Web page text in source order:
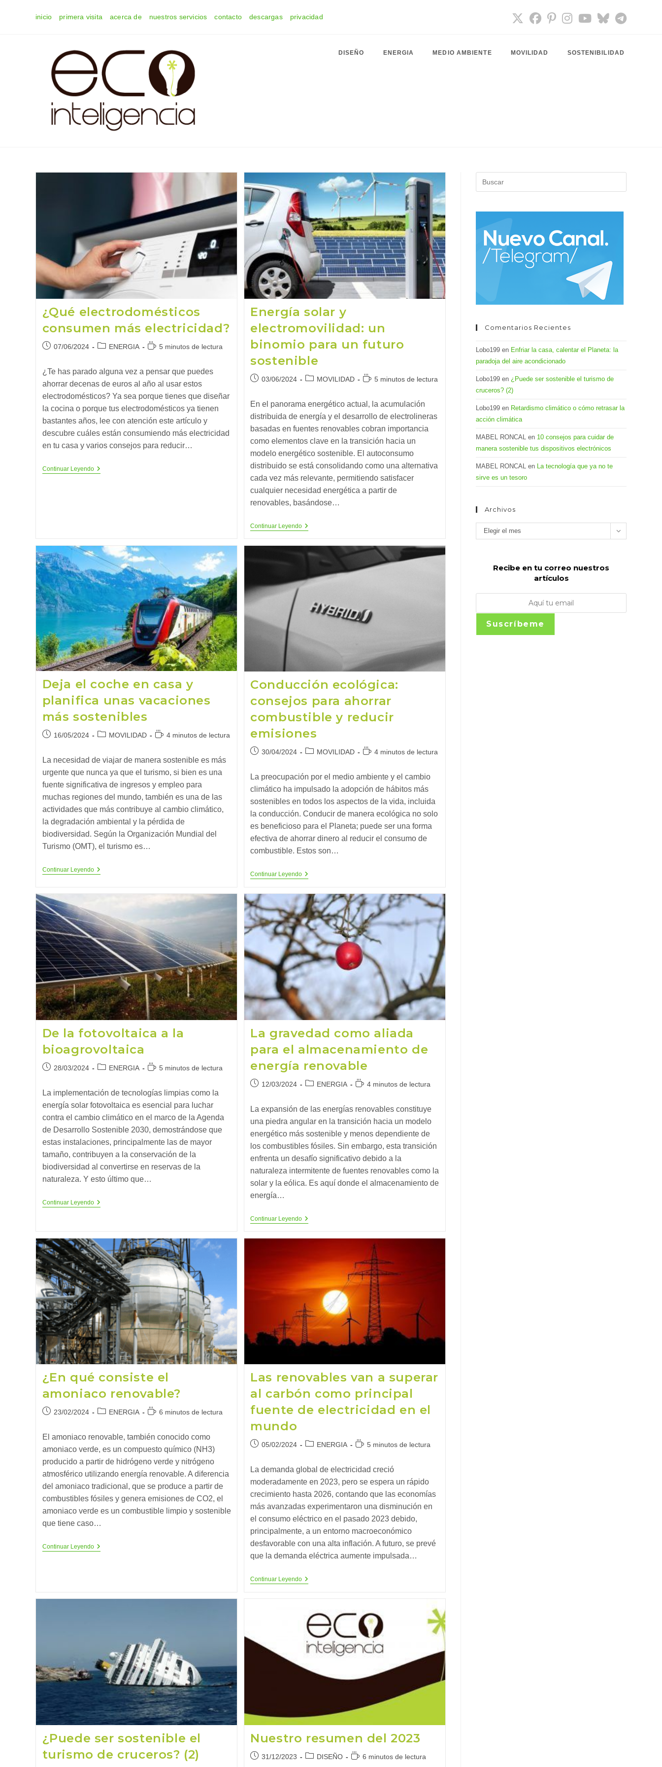
inicio primera visita acerca de nuestros servicios contacto descargas privacidad
DISEÑO ENERGIA MEDIO AMBIENTE MOVILIDAD SOSTENIBILIDAD
¿Qué electrodomésticos
consumen más electricidad?
Publicación
entrada:
07/06/2024
Categoría
entrada:
ENERGIA
Tiempo5 minutos de lectura
¿Te has parado alguna vez a pensar que puedes
ahorrar decenas de euros al año al usar estos
electrodomésticos? Ya sea porque tienes que diseñar
la cocina o porque tus electrodomésticos ya tienen
bastantes años, lee con atención este artículo y
descubre cuáles están consumiendo más electricidad
en tu casa y varios consejos para reducir…
Continuar Leyendo¿Qué
Energía solar y
electromovilidad: un
binomio para un futuro
sostenible
Publicación
entrada:
03/06/2024
Categoría
entrada:
MOVILIDAD
Tiempo5 minutos de lectura
En el panorama energético actual, la acumulación
distribuida de energía y el desarrollo de electrolineras
basadas en fuentes renovables cobran importancia
como elementos clave en la transición hacia un
modelo energético sostenible. El autoconsumo
distribuido se está consolidando como una alternativa
cada vez más relevante, permitiendo satisfacer
cualquier necesidad energética a partir de
renovables, basándose…
Continuar LeyendoEnergía
Electromovilidad:
Un
Un
Deja el coche en casa y
planifica unas vacaciones
más sostenibles
Publicación
entrada:
16/05/2024
Categoría
entrada:
MOVILIDAD
Tiempo4 minutos de lectura
La necesidad de viajar de manera sostenible es más
urgente que nunca ya que el turismo, si bien es una
fuente significativa de ingresos y empleo para
muchas regiones del mundo, también es una de las
actividades que más contribuye al cambio climático,
la degradación ambiental y la pérdida de
biodiversidad. Según la Organización Mundial del
Turismo (OMT), el turismo es…
Continuar LeyendoDeja
Planifica
Unas
Vacaciones
Más
Sostenibles
Conducción ecológica:
consejos para ahorrar
combustible y reducir
emisiones
Publicación
la
entrada:
30/04/2024
Categoría
entrada:
MOVILIDAD
Tiempo
lectura:
4 minutos de lectura
La preocupación por el medio ambiente y el cambio
climático ha impulsado la adopción de hábitos más
sostenibles en todos los aspectos de la vida, incluida
la conducción. Conducir de manera ecológica no solo
es beneficioso para el Planeta; puede ser una forma
efectiva de ahorrar dinero al reducir el consumo de
combustible. Estos son…
Continuar LeyendoConducción
Para
Ahorrar
Combustible
Y
Reducir
Emisiones
De la fotovoltaica a la
bioagrovoltaica
Publicación
entrada:
28/03/2024
Categoría
la
entrada:
ENERGIA
Tiempo
lectura:
5 minutos de lectura
La implementación de tecnologías limpias como la
energía solar fotovoltaica es esencial para luchar
contra el cambio climático en el marco de la Agenda
de Desarrollo Sostenible 2030, demostrándose que
estas instalaciones, principalmente las de mayor
tamaño, contribuyen a la conservación de la
biodiversidad al convertirse en reservas de la
naturaleza. Y esto último que…
Continuar LeyendoDe
Bioagrovoltaica
La gravedad como aliada
para el almacenamiento de
energía renovable
Publicación
entrada:
12/03/2024
Categoría
entrada:
ENERGIA
Tiempo4 minutos de lectura
La expansión de las energías renovables constituye
una piedra angular en la transición hacia un modelo
energético más sostenible y menos dependiente de
los combustibles fósiles. Sin embargo, esta transición
enfrenta un desafío significativo debido a la
naturaleza intermitente de fuentes renovables como la
solar y la eólica. Es aquí donde el almacenamiento de
energía…
Continuar LeyendoLa
Almacenamiento
Energía
Renovable
¿En qué consiste el
amoniaco renovable?
Publicación
la
entrada:
23/02/2024
Categoría
entrada:
ENERGIA
Tiempo
lectura:
6 minutos de lectura
El amoniaco renovable, también conocido como
amoniaco verde, es un compuesto químico (NH3)
producido a partir de hidrógeno verde y nitrógeno
atmosférico utilizando energía renovable. A diferencia
del amoniaco tradicional, que se produce a partir de
combustibles fósiles y genera emisiones de CO2, el
amoniaco verde es un combustible limpio y sostenible
que tiene caso…
Continuar Leyendo¿En
Las renovables van a superar
al carbón como principal
fuente de electricidad en el
mundo
Publicación
la
entrada:
05/02/2024
Categoría
la
entrada:
ENERGIA
Tiempo
lectura:
5 minutos de lectura
La demanda global de electricidad creció
moderadamente en 2023, pero se espera un rápido
crecimiento hasta 2026, contando que las economías
más avanzadas experimentaron una disminución en
el consumo eléctrico en el pasado 2023 debido,
principalmente, a un entorno macroeconómico
desfavorable con una alta inflación. A futuro, se prevé
que la demanda eléctrica aumente impulsada…
Continuar LeyendoLas
Superar
Al
Carbón
Como
Principal
Fuente
Electricidad
En
¿Puede ser sostenible el
turismo de cruceros? (2)
Nuestro resumen del 2023
Publicación
31/12/2023
Categoría
DISEÑO
Tiempo6 minutos de lectura
Escape
Comentarios Recientes
Lobo199 en Enfriar la casa, calentar el Planeta: la
paradoja del aire acondicionado
Lobo199 en ¿Puede ser sostenible el turismo de
cruceros? (2)
Lobo199 en Retardismo climático o cómo retrasar la
acción climática
MABEL RONCAL en 10 consejos para cuidar de
manera sostenible tus dispositivos electrónicos
MABEL RONCAL en La tecnología que ya no te
sirve es un tesoro
Archivos
Archivos
Elegir el mes
Recibe en tu correo nuestros
artículos
Suscríbeme